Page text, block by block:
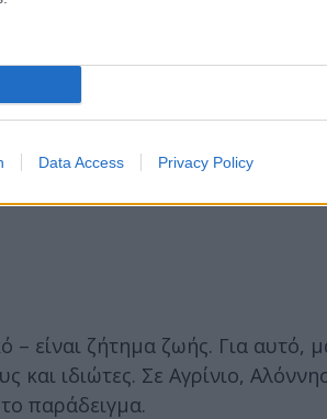
Data Access Privacy Policy
δεν φορά κράνος (ή δεν
– είναι ζήτημα ζωής. Για αυτό,
και ιδιώτες. Σε Αγρίνιο,
παράδειγμα.